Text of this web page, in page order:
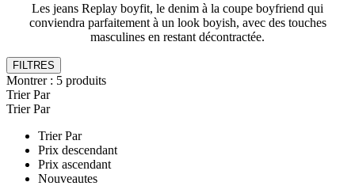
Les jeans Replay boyfit, le denim à la coupe boyfriend qui
conviendra parfaitement à un look boyish, avec des touches
masculines en restant décontractée.
FILTRES
Montrer : 5 produits
Trier Par
Trier Par
Trier Par
Prix descendant
Prix ascendant
Nouveautes